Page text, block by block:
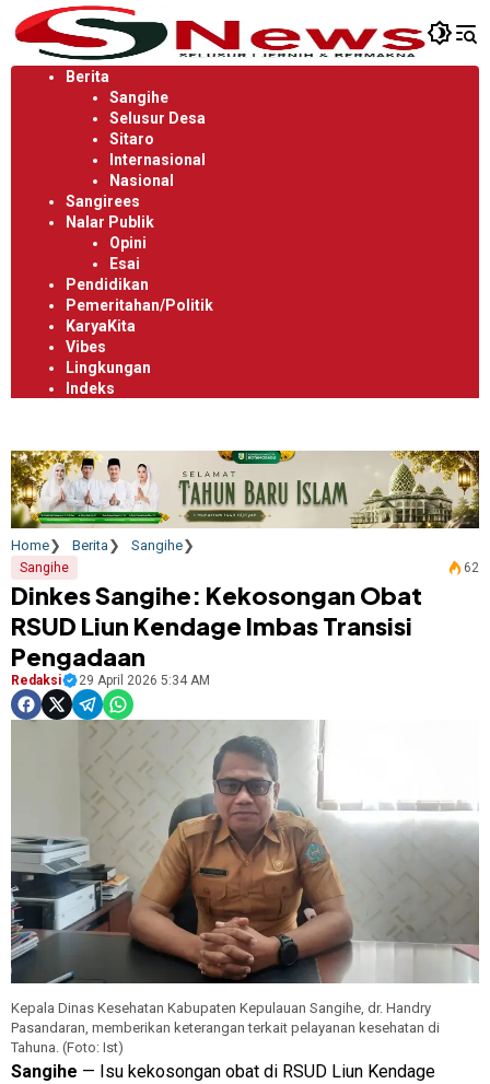
Langsung
ke
konten
Berita
Sangihe
Selusur Desa
Sitaro
Internasional
Nasional
Sangirees
Nalar Publik
Opini
Esai
Pendidikan
Pemeritahan/Politik
KaryaKita
Vibes
Lingkungan
Indeks
Home Berita Sangihe
Sangihe 62
Dinkes Sangihe: Kekosongan Obat
RSUD Liun Kendage Imbas Transisi
Pengadaan
Redaksi 29 April 2026 5:34 AM
Kepala Dinas Kesehatan Kabupaten Kepulauan Sangihe, dr. Handry
Pasandaran, memberikan keterangan terkait pelayanan kesehatan di
Tahuna. (Foto: Ist)
Sangihe — Isu kekosongan obat di RSUD Liun Kendage